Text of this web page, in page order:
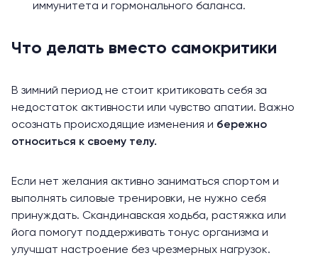
иммунитета и гормонального баланса.
Что делать вместо самокритики
В зимний период не стоит критиковать себя за
недостаток активности или чувство апатии. Важно
осознать происходящие изменения и бережно
относиться к своему телу.
Если нет желания активно заниматься спортом и
выполнять силовые тренировки, не нужно себя
принуждать. Скандинавская ходьба, растяжка или
йога помогут поддерживать тонус организма и
улучшат настроение без чрезмерных нагрузок.